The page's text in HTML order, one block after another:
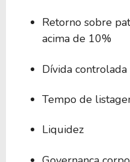
BDVY39
BSDV39
Retorno sobre
acima de 10%
Dívida controlada
Tempo de
Liquidez